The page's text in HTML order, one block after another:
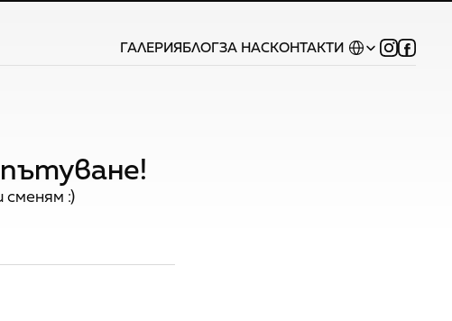
:)
ГАЛЕРИЯБЛОГЗА НАСКОНТАКТИ
Select Language